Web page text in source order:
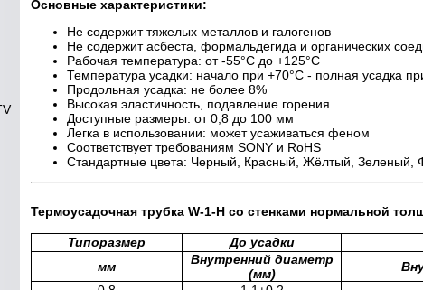
Основные характеристики:
Не содержит тяжелых металлов и галогенов
Не содержит асбеста, формальдегида и органических
Рабочая температура: от -55°С до +125°С
Температура усадки: начало при +70°С - полная усадка
Продольная усадка: не более 8%
Высокая эластичность, подавление горения
Доступные размеры: от 0,8 до 100 мм
Легка в использовании: может усаживаться феном
Соответствует требованиям SONY и RoHS
Стандартные цвета: Черный, Красный, Жёлтый, Зеленый,
Термоусадочная трубка W-1-H со стенками нормальной
Типоразмер До усадки
мм
Внутренний диаметр
(мм)